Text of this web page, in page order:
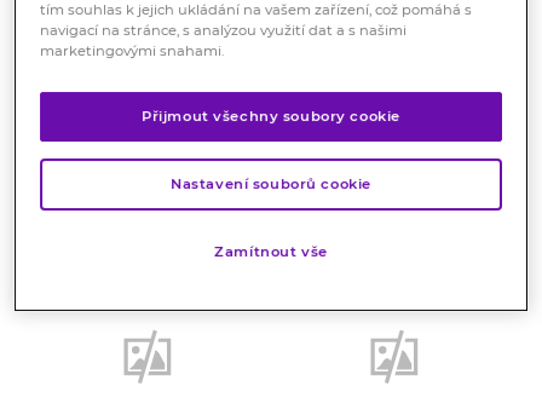
Isla Cassis 30 pastilek
extraktem z islandského
lišejníku, které jsou určeny
pro prevenci a úlevu od
pálení v krku, chrapotu a
sucha v ústech.
Skladem > 10 ks
199Kč
KOUPIT
Isla Medic Voice třešeň
Poskytují účinnou úlevu při
silné bolesti v krku, při
Skladem > 10 ks
199Kč
KOUPIT
tím souhlas k jejich ukládání na vašem zařízení, což pomáhá s
navigací na stránce, s analýzou využití dat a s našimi
marketingovými snahami.
Přijmout všechny soubory cookie
Nastavení souborů cookie
Zamítnout vše